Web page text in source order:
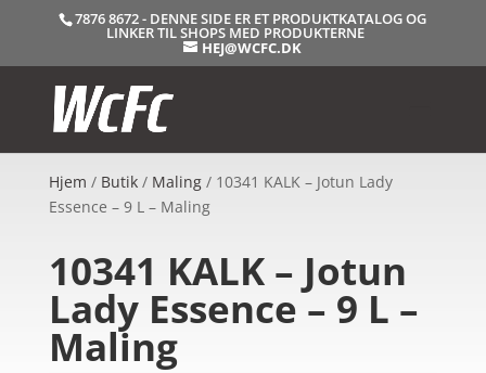
7876 8672 - DENNE SIDE ER ET PRODUKTKATALOG OG
LINKER TIL SHOPS MED PRODUKTERNE
HEJ@WCFC.DK
Hjem / Butik/ Maling/ 10341 KALK – Jotun Lady
Essence – 9 L – Maling
10341 KALK – Jotun
Lady Essence – 9 L –
Maling